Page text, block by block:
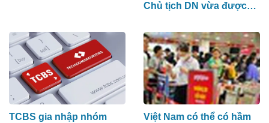
Chủ tịch DN vừa được
PC1 là ai?
TCBS gia nhập nhóm
Việt Nam có thể có hầm